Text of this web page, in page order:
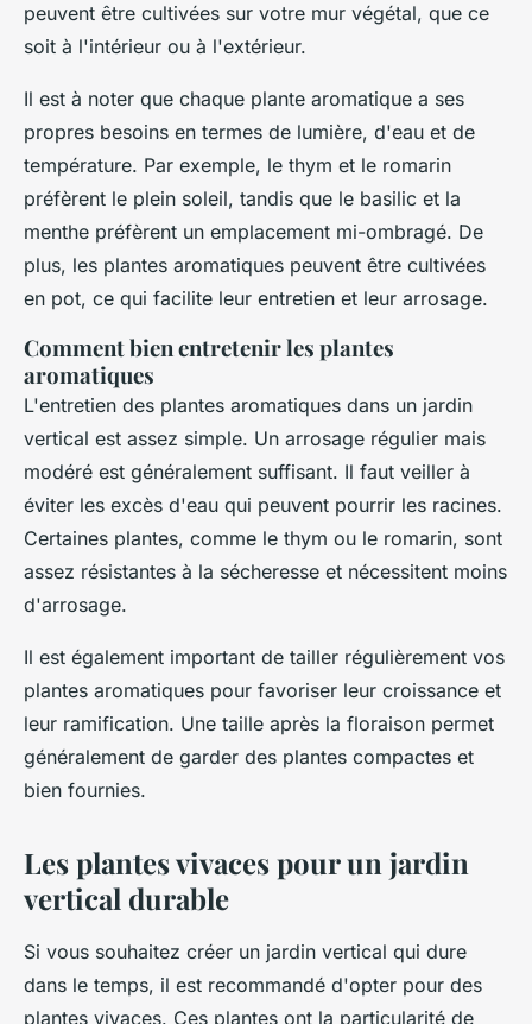
peuvent être cultivées sur votre mur végétal, que ce
soit à l'intérieur ou à l'extérieur.
Il est à noter que chaque plante aromatique a ses
propres besoins en termes de lumière, d'eau et de
température. Par exemple, le thym et le romarin
préfèrent le plein soleil, tandis que le basilic et la
menthe préfèrent un emplacement mi-ombragé. De
plus, les plantes aromatiques peuvent être cultivées
en pot, ce qui facilite leur entretien et leur arrosage.
Comment bien entretenir les plantes
aromatiques
L'entretien des plantes aromatiques dans un jardin
vertical est assez simple. Un arrosage régulier mais
modéré est généralement suffisant. Il faut veiller à
éviter les excès d'eau qui peuvent pourrir les racines.
Certaines plantes, comme le thym ou le romarin, sont
assez résistantes à la sécheresse et nécessitent moins
d'arrosage.
Il est également important de tailler régulièrement vos
plantes aromatiques pour favoriser leur croissance et
leur ramification. Une taille après la floraison permet
généralement de garder des plantes compactes et
bien fournies.
Les plantes vivaces pour un jardin
vertical durable
Si vous souhaitez créer un jardin vertical qui dure
dans le temps, il est recommandé d'opter pour des
plantes vivaces. Ces plantes ont la particularité de